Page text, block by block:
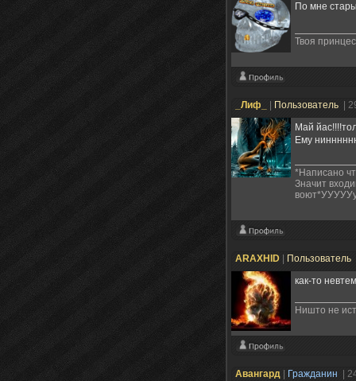
По мне
Твоя
_Лиф_ Пользователь
|
Май
Ему
*Написано
Значит
ARAXHID Пользователь
как-то
Ништо не
Авангард Гражданин |